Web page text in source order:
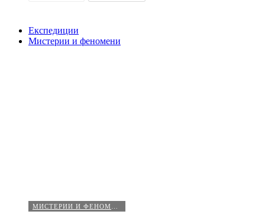
Експедиции
Мистерии и феномени